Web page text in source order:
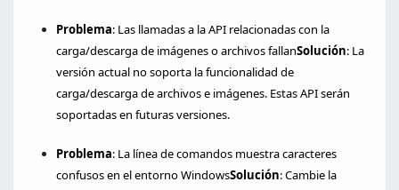
Problema: Las llamadas a la API relacionadas con la
carga/descarga de imágenes o archivos fallanSolución: La
versión actual no soporta la funcionalidad de
carga/descarga de archivos e imágenes. Estas API serán
soportadas en futuras versiones.
Problema: La línea de comandos muestra caracteres
confusos en el entorno WindowsSolución: Cambie la